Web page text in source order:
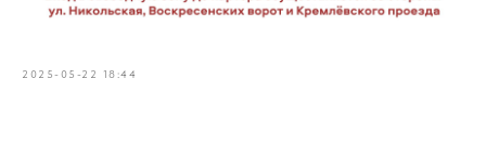
2025-05-22 18:44